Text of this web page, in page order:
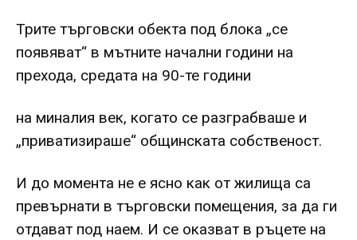
Трите търговски обекта под блока „се
появяват“ в мътните начални години на
прехода, средата на 90-те години
на миналия век, когато се разграбваше и
„приватизираше“ общинската собственост.
И до момента не е ясно как от жилища са
превърнати в търговски помещения, за да ги
отдават под наем. И се оказват в ръцете на